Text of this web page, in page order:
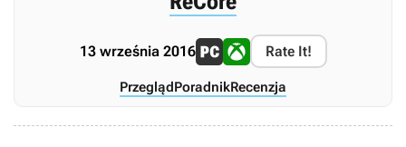
13 września 2016 Rate It!
PrzeglądPoradnikRecenzja